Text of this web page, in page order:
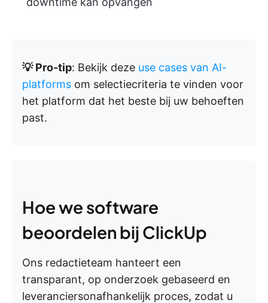
💡 Pro-tip: Bekijk deze use cases van AI-
platforms om selectiecriteria te vinden voor
het platform dat het beste bij uw behoeften
past.
Hoe we software
beoordelen bij ClickUp
Ons redactieteam hanteert een
transparant, op onderzoek gebaseerd en
leveranciersonafhankelijk proces, zodat u